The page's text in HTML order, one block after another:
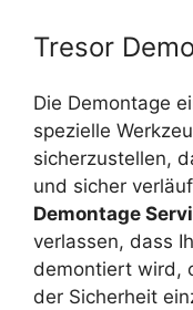
Tresor
Die Demontage
spezielle
sicherzustellen,
und sicher
Demontage
verlassen, dass
demontiert wird,
der Sicherheit